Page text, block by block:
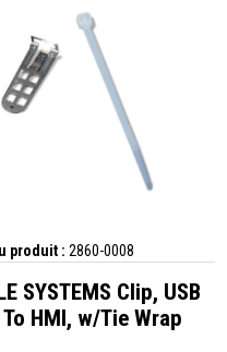
produit : 2860-0008
SYSTEMS Clip, USB
HMI, w/Tie Wrap